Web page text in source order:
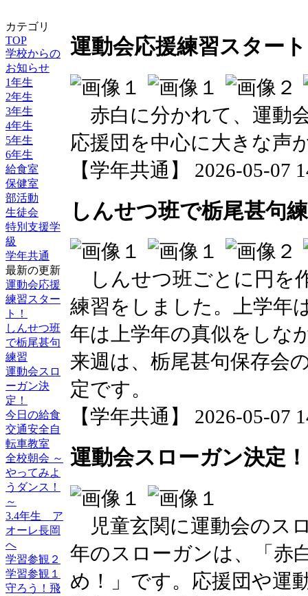
カテゴリ
TOP
学校からの
お知らせ
1年生
2年生
3年生
4年生
5年生
6年生
給食室
保健室
部活動
生徒会
特別支援学
級
学年共通
最新の更新
運動会応援
練習スター
ト！
しんせつ班
で栃尾甚句
練習
運動会スロ
ーガン決
定！
今日の給食
交通安全自
転車教室
全校朝会 ～
やってみよ
うダンス！
～
3.4年生 ア
オーレ長岡
へ
学習参観２
学習参観１
守ろう！飛
運動会応援練習スター
赤白に分かれて、運動
応援団を中心に大きな声
【学年共通】 2026-05-07
しんせつ班で栃尾甚句
しんせつ班ごとに円を
練習をしました。上学年
年は上学年の真似をしな
来週は、栃尾甚句保存会
定です。
【学年共通】 2026-05-07
運動会スローガン決定！
児童玄関に運動会のス
年のスローガンは、「赤
め！」です。応援団や運